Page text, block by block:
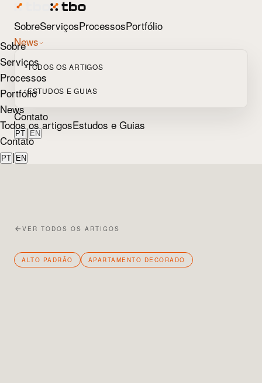
SobreServiçosProcessosPortfólio
News
TODOS OS ARTIGOS
ESTUDOS E GUIAS
Contato
PT | EN
Sobre
Serviços
Processos
Portfólio
News
Todos os artigosEstudos e Guias
Contato
PT | EN
VER TODOS OS ARTIGOS
ALTO PADRÃO APARTAMENTO DECORADO